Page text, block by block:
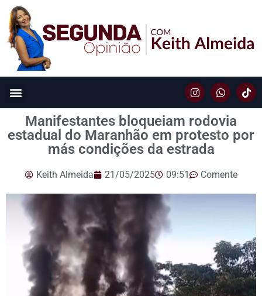
Manifestantes bloqueiam rodovia
estadual do Maranhão em protesto por
más condições da estrada
Keith Almeida 21/05/2025 09:51 Comente